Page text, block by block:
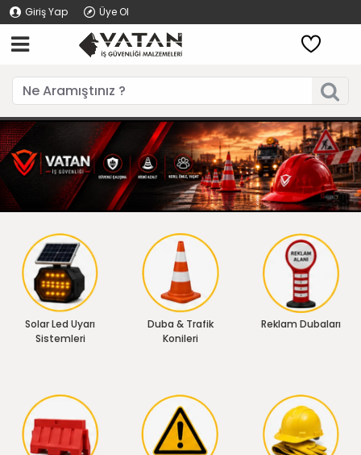
Giriş Yap Üye Ol
Solar Led Uyarı
Sistemleri
Duba & Trafik
Konileri
Reklam Dubaları